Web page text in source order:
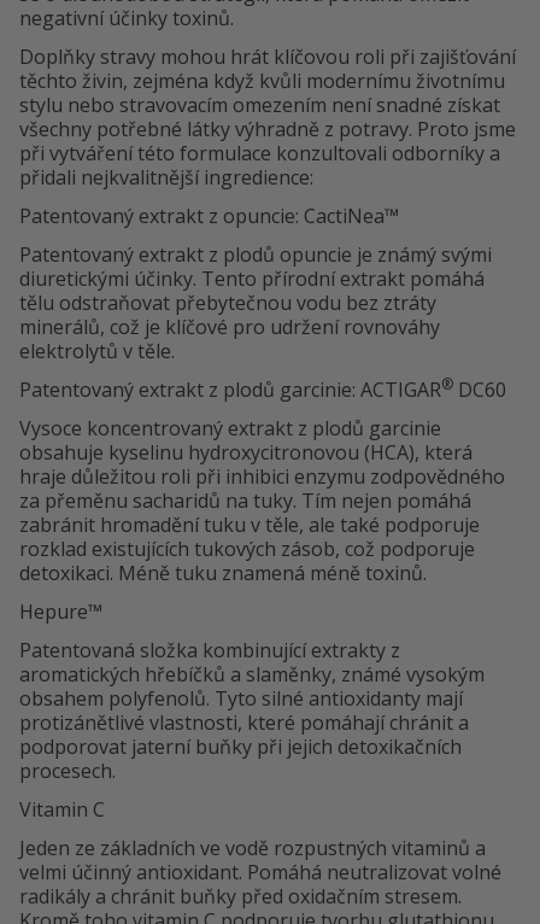
negativní účinky toxinů.
Doplňky stravy mohou hrát klíčovou roli při zajišťování
těchto živin, zejména když kvůli modernímu životnímu
stylu nebo stravovacím omezením není snadné získat
všechny potřebné látky výhradně z potravy. Proto jsme
při vytváření této formulace konzultovali odborníky a
přidali nejkvalitnější ingredience:
Patentovaný extrakt z opuncie: CactiNea™
Patentovaný extrakt z plodů opuncie je známý svými
diuretickými účinky. Tento přírodní extrakt pomáhá
tělu odstraňovat přebytečnou vodu bez ztráty
minerálů, což je klíčové pro udržení rovnováhy
elektrolytů v těle.
Patentovaný extrakt z plodů garcinie: ACTIGAR® DC60
Vysoce koncentrovaný extrakt z plodů garcinie
obsahuje kyselinu hydroxycitronovou (HCA), která
hraje důležitou roli při inhibici enzymu zodpovědného
za přeměnu sacharidů na tuky. Tím nejen pomáhá
zabránit hromadění tuku v těle, ale také podporuje
rozklad existujících tukových zásob, což podporuje
detoxikaci. Méně tuku znamená méně toxinů.
Hepure™
Patentovaná složka kombinující extrakty z
aromatických hřebíčků a slaměnky, známé vysokým
obsahem polyfenolů. Tyto silné antioxidanty mají
protizánětlivé vlastnosti, které pomáhají chránit a
podporovat jaterní buňky při jejich detoxikačních
procesech.
Vitamin C
Jeden ze základních ve vodě rozpustných vitaminů a
velmi účinný antioxidant. Pomáhá neutralizovat volné
radikály a chránit buňky před oxidačním stresem.